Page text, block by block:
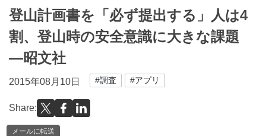
登山計画書を「必ず提出する」人は4
割、登山時の安全意識に大きな課題
―昭文社
2015年08月10日 #調査 #アプリ
Share:
メールに転送